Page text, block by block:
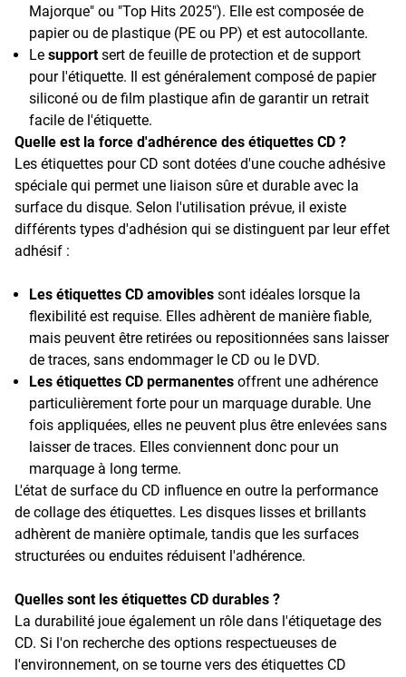
Majorque" ou "Top Hits 2025"). Elle est composée de
papier ou de plastique (PE ou PP) et est autocollante.
Le supportsert de feuille de protection et de support
pour l'étiquette. Il est généralement composé de papier
siliconé ou de film plastique afin de garantir un retrait
facile de l'étiquette.
Quelle est la force d'adhérence des étiquettes CD ?
Les étiquettes pour CD sont dotées d'une couche adhésive
spéciale qui permet une liaison sûre et durable avec la
surface du disque. Selon l'utilisation prévue, il existe
différents types d'adhésion qui se distinguent par leur effet
adhésif :
Les étiquettes CD amovibles sont idéales lorsque la
flexibilité est requise. Elles adhèrent de manière fiable,
mais peuvent être retirées ou repositionnées sans laisser
de traces, sans endommager le CD ou le DVD.
Les étiquettes CD permanentes offrent une adhérence
particulièrement forte pour un marquage durable. Une
fois appliquées, elles ne peuvent plus être enlevées sans
laisser de traces. Elles conviennent donc pour un
marquage à long terme.
L'état de surface du CD influence en outre la performance
de collage des étiquettes. Les disques lisses et brillants
adhèrent de manière optimale, tandis que les surfaces
structurées ou enduites réduisent l'adhérence.
Quelles sont les étiquettes CD durables ?
La durabilité joue également un rôle dans l'étiquetage des
CD. Si l'on recherche des options respectueuses de
l'environnement, on se tourne vers des étiquettes CD